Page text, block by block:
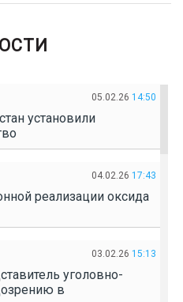
05.02.26 14:50
установили
04.02.26 17:43
реализации оксида
03.02.26 15:13
уголовно-
в